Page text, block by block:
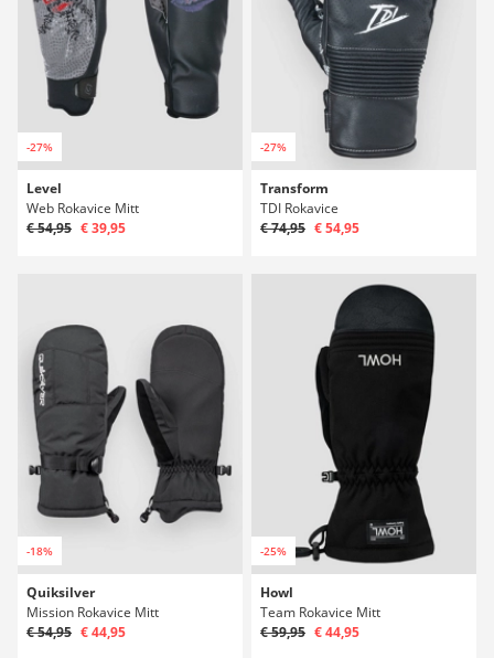
-27%
Level
Web Rokavice Mitt
€ 54,95 € 39,95
-27%
Transform
TDI Rokavice
€ 74,95 € 54,95
-18%
Quiksilver
Mission Rokavice Mitt
€ 54,95 € 44,95
-25%
Howl
Team Rokavice Mitt
€ 59,95 € 44,95